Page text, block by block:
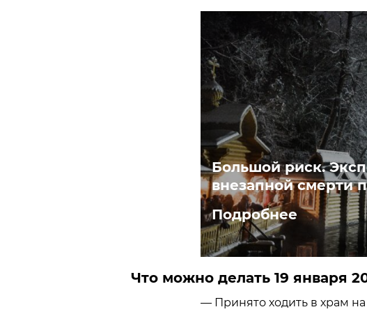
Большой риск.
внезапной смерти
Подробнее
Что можно делать 19 января
— Принято ходить в храм